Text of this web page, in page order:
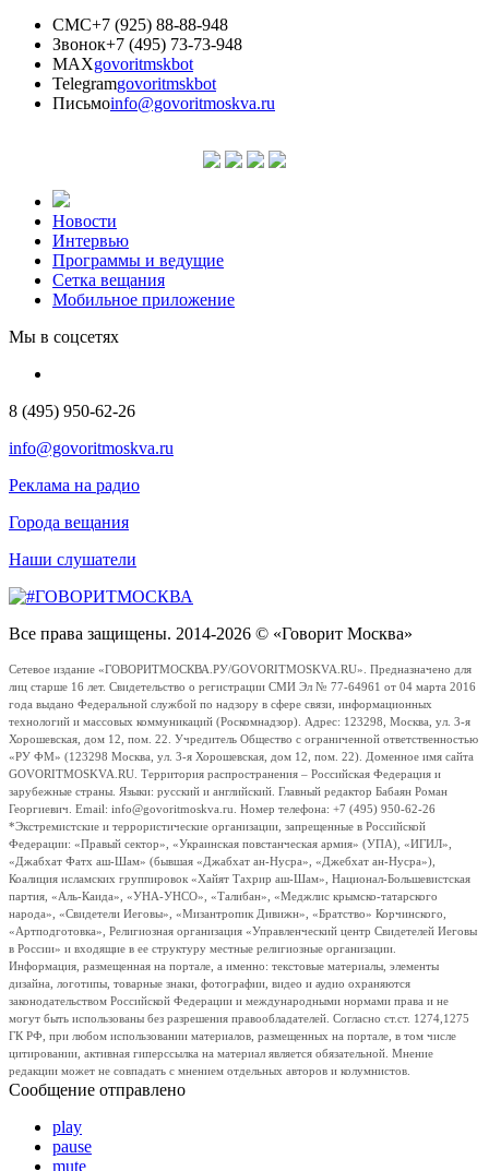
СМС+7 (925) 88-88-948
Звонок+7 (495) 73-73-948
MAXgovoritmskbot
Telegramgovoritmskbot
Письмоinfo@govoritmoskva.ru
Новости
Интервью
Программы и ведущие
Сетка вещания
Мобильное приложение
Мы в соцсетях
8 (495) 950-62-26
info@govoritmoskva.ru
Реклама на радио
Города вещания
Наши слушатели
Все права защищены. 2014-2026 © «Говорит Москва»
Сетевое издание «ГОВОРИТМОСКВА.РУ/GOVORITMOSKVA.RU». Предназначено для
лиц старше 16 лет. Свидетельство о регистрации СМИ Эл № 77-64961 от 04 марта 2016
года выдано Федеральной службой по надзору в сфере связи, информационных
технологий и массовых коммуникаций (Роскомнадзор). Адрес: 123298, Москва, ул. 3-я
Хорошевская, дом 12, пом. 22. Учредитель Общество с ограниченной ответственностью
«РУ ФМ» (123298 Москва, ул. 3-я Хорошевская, дом 12, пом. 22). Доменное имя сайта
GOVORITMOSKVA.RU. Территория распространения – Российская Федерация и
зарубежные страны. Языки: русский и английский. Главный редактор Бабаян Роман
Георгиевич. Email: info@govoritmoskva.ru. Номер телефона: +7 (495) 950-62-26
*Экстремистские и террористические организации, запрещенные в Российской
Федерации: «Правый сектор», «Украинская повстанческая армия» (УПА), «ИГИЛ»,
«Джабхат Фатх аш-Шам» (бывшая «Джабхат ан-Нусра», «Джебхат ан-Нусра»),
Коалиция исламских группировок «Хайят Тахрир аш-Шам», Национал-Большевистская
партия, «Аль-Каида», «УНА-УНСО», «Талибан», «Меджлис крымско-татарского
народа», «Свидетели Иеговы», «Мизантропик Дивижн», «Братство» Корчинского,
«Артподготовка», Религиозная организация «Управленческий центр Свидетелей Иеговы
в России» и входящие в ее структуру местные религиозные организации.
Информация, размещенная на портале, а именно: текстовые материалы, элементы
дизайна, логотипы, товарные знаки, фотографии, видео и аудио охраняются
законодательством Российской Федерации и международными нормами права и не
могут быть использованы без разрешения правообладателей. Согласно ст.ст. 1274,1275
ГК РФ, при любом использовании материалов, размещенных на портале, в том числе
цитировании, активная гиперссылка на материал является обязательной. Мнение
редакции может не совпадать с мнением отдельных авторов и колумнистов.
Сообщение отправлено
play
pause
mute